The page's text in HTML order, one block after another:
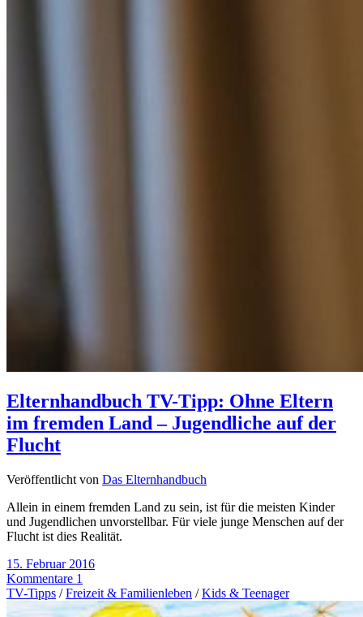
Elternhandbuch TV-Tipp: Ohne Eltern
im fremden Land – Jugendliche auf der
Flucht
Veröffentlicht von Das Elternhandbuch
Allein in einem fremden Land zu sein, ist für die meisten Kinder
und Jugendlichen unvorstellbar. Für viele junge Menschen auf der
Flucht ist dies Realität.
15. Februar 2016
Kommentare 1
TV-Tipps /Freizeit & Familienleben /Kids & Teenager